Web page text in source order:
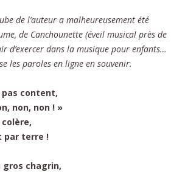
de l’auteur a malheureusement été
de Canchounette (éveil musical près de
d’exercer dans la musique pour enfants…
les paroles en ligne en souvenir.
pas content,
non, non ! »
par terre !
chagrin,